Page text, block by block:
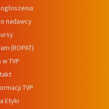
nadawcy
(ROPAT)
TVP
TVP
Etyki